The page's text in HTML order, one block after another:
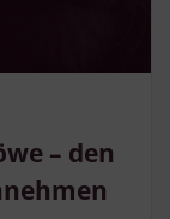
– den